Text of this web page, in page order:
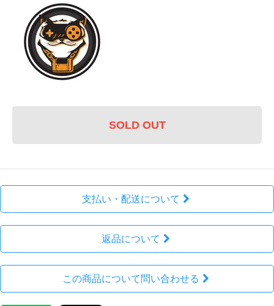
SOLD OUT
支払い・配送について
返品について
この商品について問い合わせる